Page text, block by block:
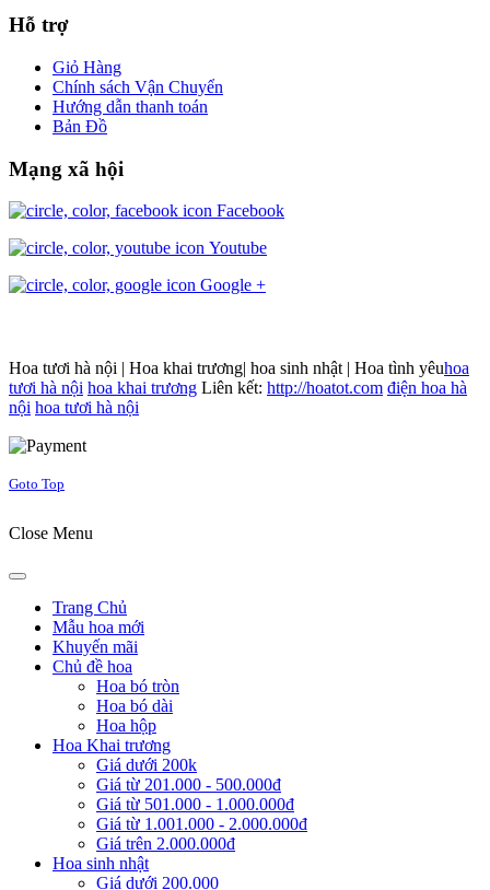
Hỗ trợ
Giỏ Hàng
Chính sách Vận Chuyển
Hướng dẫn thanh toán
Bản Đồ
Mạng xã hội
Facebook
Youtube
Google +
Hoa tươi hà nội | Hoa khai trương| hoa sinh nhật | Hoa tình yêuhoa
tươi hà nội hoa khai trương Liên kết: http://hoatot.com điện hoa hà
nội hoa tươi hà nội
Goto Top
Close Menu
Trang Chủ
Mẫu hoa mới
Khuyến mãi
Chủ đề hoa
Hoa bó tròn
Hoa bó dài
Hoa hộp
Hoa Khai trương
Giá dưới 200k
Giá từ 201.000 - 500.000đ
Giá từ 501.000 - 1.000.000đ
Giá từ 1.001.000 - 2.000.000đ
Giá trên 2.000.000đ
Hoa sinh nhật
Giá dưới 200.000